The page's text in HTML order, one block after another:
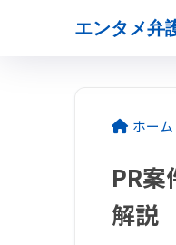
エンタメ弁
ホーム
PR案
解説